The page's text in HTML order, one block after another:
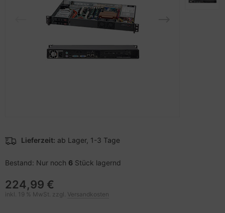
Lieferzeit: ab Lager, 1-3 Tage
Bestand: Nur noch 6 Stück lagernd
224,99 €
inkl. 19 % MwSt. zzgl. Versandkosten
Netzwerkgeräte
Folien, Etiketten
Drucker
& Tragebehältnisse
Tinten Minen